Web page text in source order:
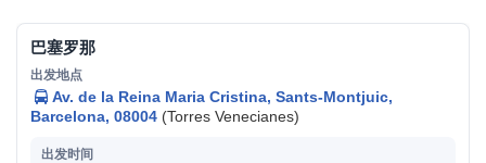
巴塞罗那
Av. de la Reina Maria Cristina, Sants-Montjuic,
Barcelona, 08004 (Torres Venecianes)